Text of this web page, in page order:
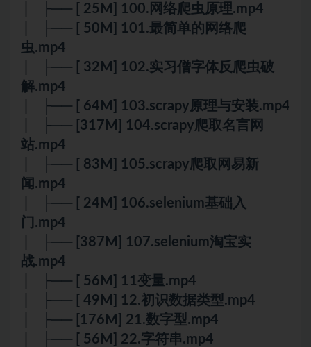
│ ├── [ 25M] 100.网络爬虫原理.mp4
│ ├── [ 50M] 101.最简单的网络爬
虫.mp4
│ ├── [ 32M] 102.实习僧字体反爬虫破
解.mp4
│ ├── [ 64M] 103.scrapy原理与安装.mp4
│ ├── [317M] 104.scrapy爬取名言网
站.mp4
│ ├── [ 83M] 105.scrapy爬取网易新
闻.mp4
│ ├── [ 24M] 106.selenium基础入
门.mp4
│ ├── [387M] 107.selenium淘宝实
战.mp4
│ ├── [ 56M] 11变量.mp4
│ ├── [ 49M] 12.初识数据类型.mp4
│ ├── [176M] 21.数字型.mp4
│ ├── [ 56M] 22.字符串.mp4